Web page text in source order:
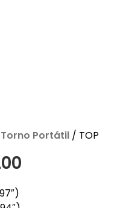
Torno Portátil / TOP